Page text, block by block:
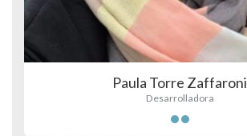
Paula Torre Zaffaroni
Desarrolladora